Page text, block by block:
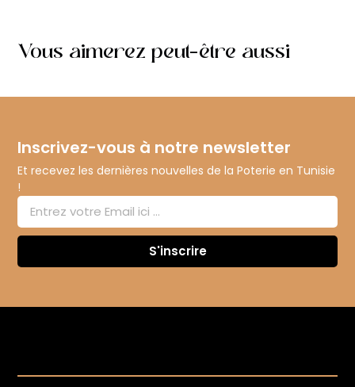
Vous aimerez peut-être aussi
Inscrivez-vous à notre newsletter
Et recevez les dernières nouvelles de la Poterie en Tunisie
!
S'inscrire